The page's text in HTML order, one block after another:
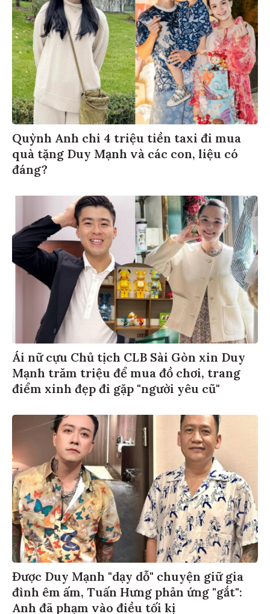
Quỳnh Anh chi 4 triệu tiền taxi đi mua
quà tặng Duy Mạnh và các con, liệu có
đáng?
Ái nữ cựu Chủ tịch CLB Sài Gòn xin Duy
Mạnh trăm triệu để mua đồ chơi, trang
điểm xinh đẹp đi gặp "người yêu cũ"
Được Duy Mạnh "dạy dỗ" chuyện giữ gia
đình êm ấm, Tuấn Hưng phản ứng "gắt":
Anh đã phạm vào điều tối kị